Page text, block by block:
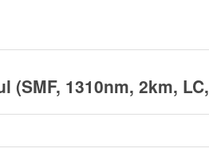
(SMF, 1310nm, 2km,